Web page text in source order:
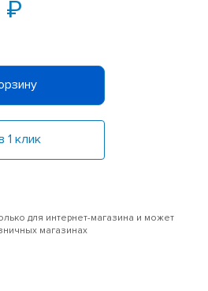
1 клик
для интернет-магазина и может
магазинах